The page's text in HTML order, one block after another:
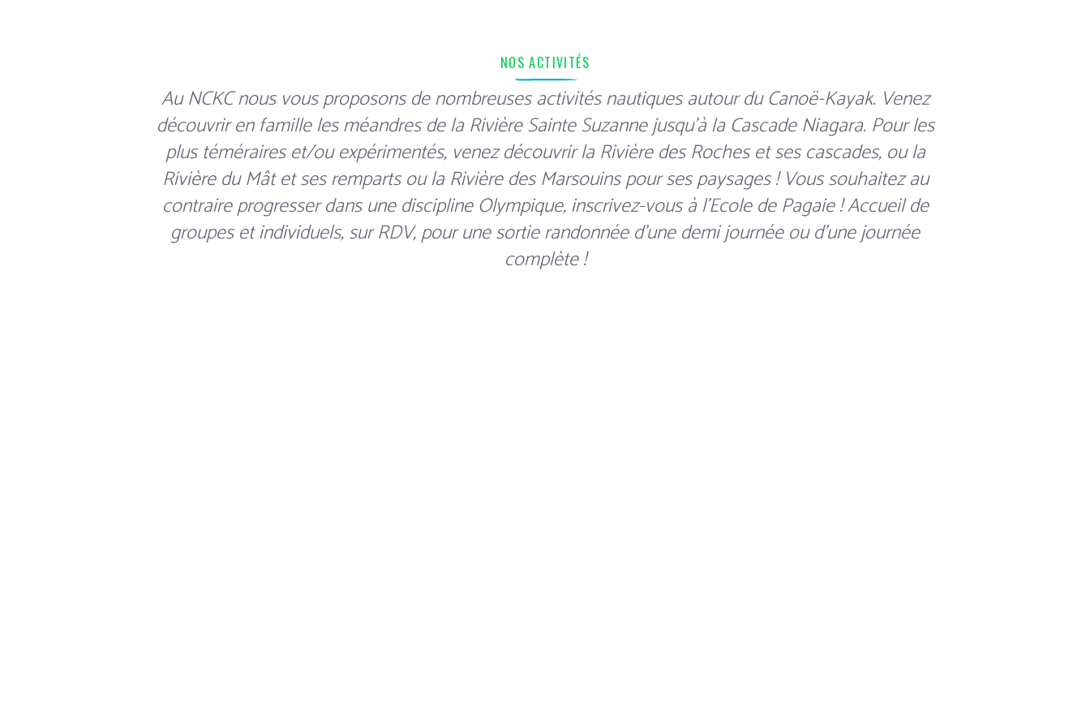
NOS ACTIVITÉS
Au NCKC nous vous proposons de nombreuses activités nautiques autour du Canoë-Kayak. Venez
découvrir en famille les méandres de la Rivière Sainte Suzanne jusqu'à la Cascade Niagara. Pour les
plus téméraires et/ou expérimentés, venez découvrir la Rivière des Roches et ses cascades, ou la
Rivière du Mât et ses remparts ou la Rivière des Marsouins pour ses paysages ! Vous souhaitez au
contraire progresser dans une discipline Olympique, inscrivez-vous à l'Ecole de Pagaie ! Accueil de
groupes et individuels, sur RDV, pour une sortie randonnée d'une demi journée ou d'une journée
complète !